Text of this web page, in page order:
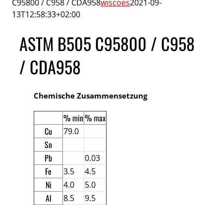
C95800 / C958 / CDA958wiscoes2021-09-
13T12:58:33+02:00
ASTM B505 C95800 / C958
/ CDA958
Chemische Zusammensetzung
% min% max
Cu
79.0
Sn
Pb
0.03
Fe 3.5 4.5
Ni 4.0 5.0
Al 8.5 9.5